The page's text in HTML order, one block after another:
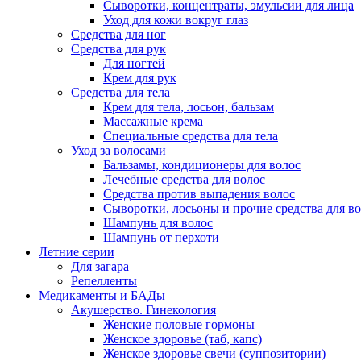
Сыворотки, концентраты, эмульсии для лица
Уход для кожи вокруг глаз
Средства для ног
Средства для рук
Для ногтей
Крем для рук
Средства для тела
Крем для тела, лосьон, бальзам
Массажные крема
Специальные средства для тела
Уход за волосами
Бальзамы, кондиционеры для волос
Лечебные средства для волос
Средства против выпадения волос
Сыворотки, лосьоны и прочие средства для
Шампунь для волос
Шампунь от перхоти
Летние серии
Для загара
Репелленты
Медикаменты и БАДы
Акушерство. Гинекология
Женские половые гормоны
Женское здоровье (таб, капс)
Женское здоровье свечи (суппозитории)